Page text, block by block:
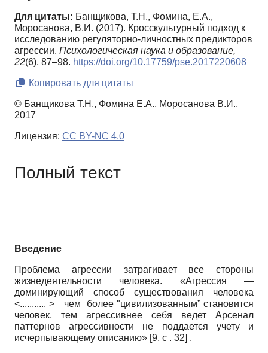
Для цитаты: Банщикова, Т.Н., Фомина, Е.А.,
Моросанова, В.И. (2017). Кросскультурный подход к
исследованию регуляторно-личностных предикторов
агрессии. Психологическая наука и образование,
22(6), 87–98. https://doi.org/10.17759/pse.2017220608
Копировать для цитаты
© Банщикова Т.Н., Фомина Е.А., Моросанова В.И.,
2017
Лицензия: CC BY-NC 4.0
Полный текст
Введение
Проблема агрессии затрагивает все стороны
жизнедеятельности человека. «Агрессия —
доминирующий способ существования человека
<........... > чем более "цивилизованным” становится
человек, тем агрессивнее себя ведет Арсенал
паттернов агрессивности не поддается учету и
исчерпывающему описанию» [9, с . 32] .